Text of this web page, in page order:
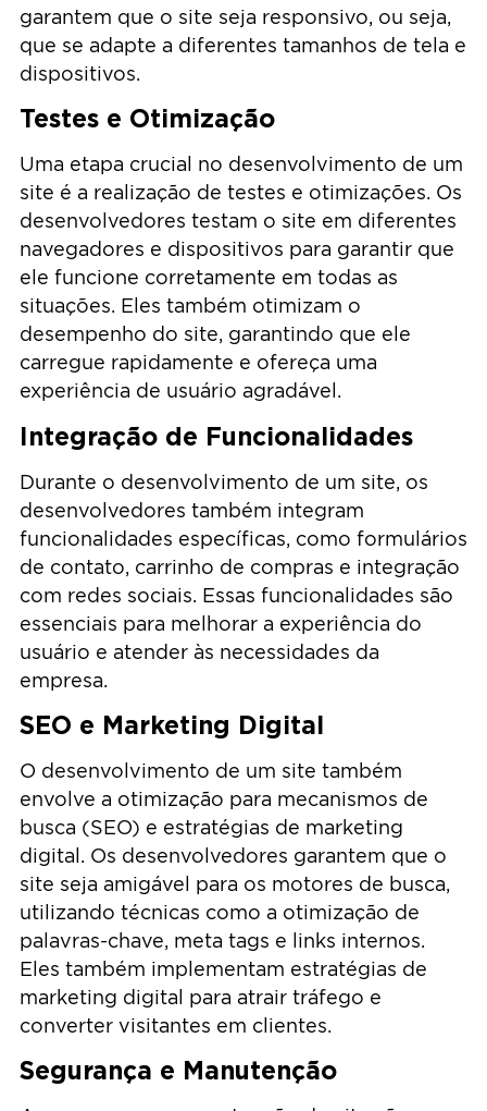
garantem que o site seja responsivo, ou seja,
que se adapte a diferentes tamanhos de tela e
dispositivos.
Testes e Otimização
Uma etapa crucial no desenvolvimento de um
site é a realização de testes e otimizações. Os
desenvolvedores testam o site em diferentes
navegadores e dispositivos para garantir que
ele funcione corretamente em todas as
situações. Eles também otimizam o
desempenho do site, garantindo que ele
carregue rapidamente e ofereça uma
experiência de usuário agradável.
Integração de Funcionalidades
Durante o desenvolvimento de um site, os
desenvolvedores também integram
funcionalidades específicas, como formulários
de contato, carrinho de compras e integração
com redes sociais. Essas funcionalidades são
essenciais para melhorar a experiência do
usuário e atender às necessidades da
empresa.
SEO e Marketing Digital
O desenvolvimento de um site também
envolve a otimização para mecanismos de
busca (SEO) e estratégias de marketing
digital. Os desenvolvedores garantem que o
site seja amigável para os motores de busca,
utilizando técnicas como a otimização de
palavras-chave, meta tags e links internos.
Eles também implementam estratégias de
marketing digital para atrair tráfego e
converter visitantes em clientes.
Segurança e Manutenção